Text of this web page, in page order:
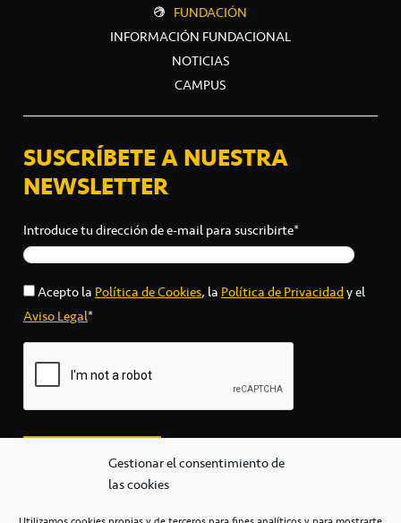
Gestionar el consentimiento de
las cookies
FUNDACIÓN
INFORMACIÓN FUNDACIONAL
NOTICIAS
CAMPUS
SUSCRÍBETE A NUESTRA
NEWSLETTER
Introduce tu dirección de e-mail para suscribirte*
Acepto laPolítica de Cookies, laPolítica de Privacidady el
Aviso Legal*